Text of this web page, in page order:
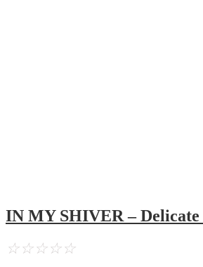
IN MY SHIVER – Delicate
☆☆☆☆☆